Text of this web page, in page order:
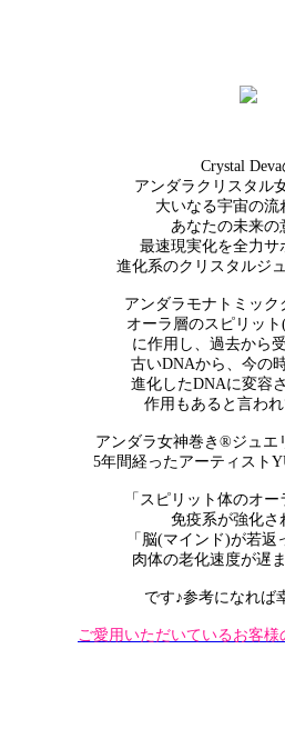
Crystal Deva
アンダラクリスタル
大いなる宇宙の流
あなたの未来の
最速現実化を全力サ
進化系のクリスタルジ
アンダラモナトミック
オーラ層のスピリッ
に作用し、過去から
古いDNAから、今の
進化したDNAに変容
作用もあると言わ
アンダラ女神巻き®ジュエ
5年間経ったアーティスト
「スピリット体のオ
免疫系が強化さ
「脳(マインド)が若返
肉体の老化速度が遅
です♪参考になれば
ご愛用いただいているお客